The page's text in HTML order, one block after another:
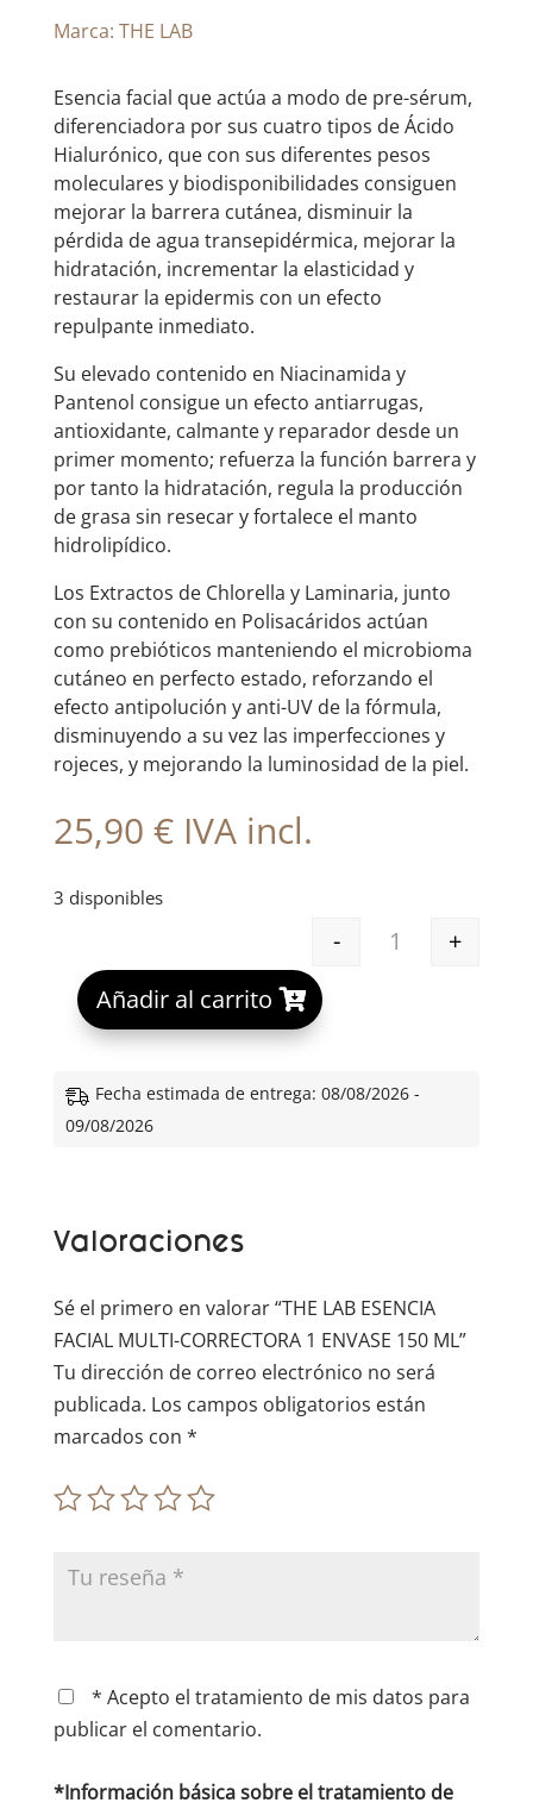
Marca: THE LAB
Esencia facial que actúa a modo de pre-sérum,
diferenciadora por sus cuatro tipos de Ácido
Hialurónico, que con sus diferentes pesos
moleculares y biodisponibilidades consiguen
mejorar la barrera cutánea, disminuir la
pérdida de agua transepidérmica, mejorar la
hidratación, incrementar la elasticidad y
restaurar la epidermis con un efecto
repulpante inmediato.
Su elevado contenido en Niacinamida y
Pantenol consigue un efecto antiarrugas,
antioxidante, calmante y reparador desde un
primer momento; refuerza la función barrera y
por tanto la hidratación, regula la producción
de grasa sin resecar y fortalece el manto
hidrolipídico.
Los Extractos de Chlorella y Laminaria, junto
con su contenido en Polisacáridos actúan
como prebióticos manteniendo el microbioma
cutáneo en perfecto estado, reforzando el
efecto antipolución y anti-UV de la fórmula,
disminuyendo a su vez las imperfecciones y
rojeces, y mejorando la luminosidad de la piel.
25,90 € IVA incl.
3 disponibles
THE LAB
-
+
Añadir al carrito
A
e
e
:
Fecha estimada de entrega: 08/08/2026 -
09/08/2026
Valoraciones
Sé el primero en valorar “THE LAB ESENCIA
FACIAL MULTI-CORRECTORA 1 ENVASE 150 ML”
Tu dirección de correo electrónico no será
publicada. Los campos obligatorios están
marcados con *
* Acepto el tratamiento de mis datos para
publicar el comentario.
*Información básica sobre el tratamiento de